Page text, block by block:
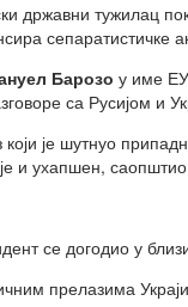
државни тужилац
сепаратистичке
Барозо у име
са Русијом и
је шутнуо
и ухапшен, саопштио
се догодио у
прелазима